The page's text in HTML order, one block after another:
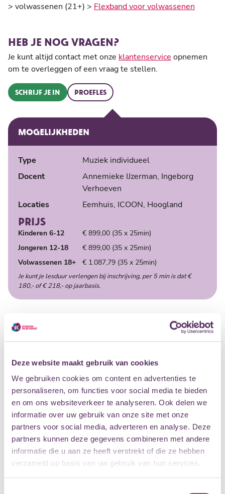
Deze website maakt gebruik van cookies
We gebruiken cookies om content en advertenties te
personaliseren, om functies voor social media te bieden
en om ons websiteverkeer te analyseren. Ook delen we
informatie over uw gebruik van onze site met onze
partners voor social media, adverteren en analyse. Deze
partners kunnen deze gegevens combineren met andere
informatie die u aan ze heeft verstrekt of die ze hebben
verzameld op basis van uw gebruik van hun services.
> volwassenen (21+) > Flexband voor volwassenen
HEB JE NOG VRAGEN?
Je kunt altijd contact met onze klantenservice opnemen
om te overleggen of een vraag te stellen.
SCHRIJF JE IN PROEFLES
MOGELIJKHEDEN
Type
Muziek individueel
Docent
Annemieke IJzerman, Ingeborg
Verhoeven
Locaties
Eemhuis, ICOON, Hoogland
PRIJS
Kinderen 6-12
€ 899,00 (35 x 25min)
Jongeren 12-18
€ 899,00 (35 x 25min)
Volwassenen 18+
€ 1.087,79 (35 x 25min)
Je kunt je lesduur verlengen bij inschrijving, per 5 min is dat €
180,- of € 218,- op jaarbasis.
ALLES WAT JE MOET WETEN OVER
MUZIEKLES BIJ ONS
WAT KOST MUZIEKLES?
KAN IK EEN INSTRUMENT HUREN?